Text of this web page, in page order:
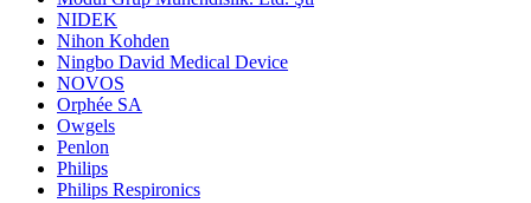
NIDEK
Nihon Kohden
Ningbo David Medical Device
NOVOS
Orphée SA
Owgels
Penlon
Philips
Philips Respironics